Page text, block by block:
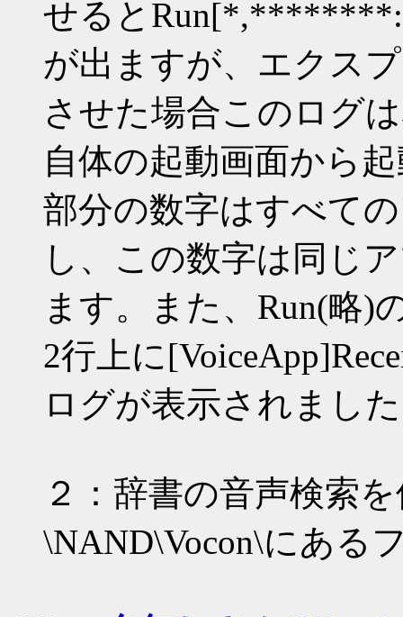
せるとRun[*,********:
が出ますが、エクス
させた場合このログ
自体の起動画面から
部分の数字はすべて
し、この数字は同じ
ます。また、Run(略)
2行上に
ログが表示されまし
２：辞書の音声検索
\NAND\Vocon\にある